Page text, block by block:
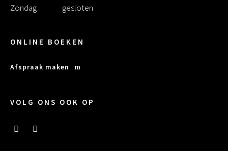
Zondag
gesloten
ONLINE BOEKEN
Afspraak maken
VOLG ONS OOK OP